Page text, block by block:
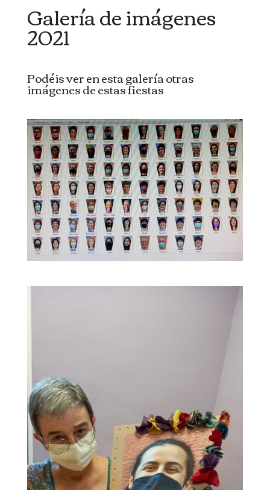
Galería de imágenes
2021
Podéis ver en esta galería otras
imágenes de estas fiestas